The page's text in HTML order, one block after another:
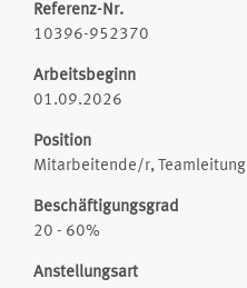
Referenz-Nr.
10396-952370
Arbeitsbeginn
01.09.2026
Position
Mitarbeitende/r, Teamleitung
Beschäftigungsgrad
20 - 60%
Anstellungsart